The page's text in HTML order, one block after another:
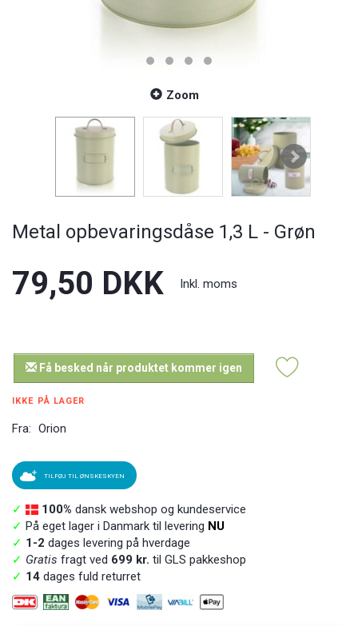
Zoom
Metal opbevaringsdåse 1,3 L - Grøn
79,50 DKK Inkl. moms
Få besked når produktet kommer igen
IKKE PÅ LAGER
Fra: Orion
TILFØJ TIL ØNSKESKYEN
✓ 100% dansk webshop og kundeservice
✓ På eget lager i Danmark til levering NU
✓ 1-2 dages levering på hverdage
✓ Gratis fragt ved 699 kr. til GLS pakkeshop
✓ 14 dages fuld returret